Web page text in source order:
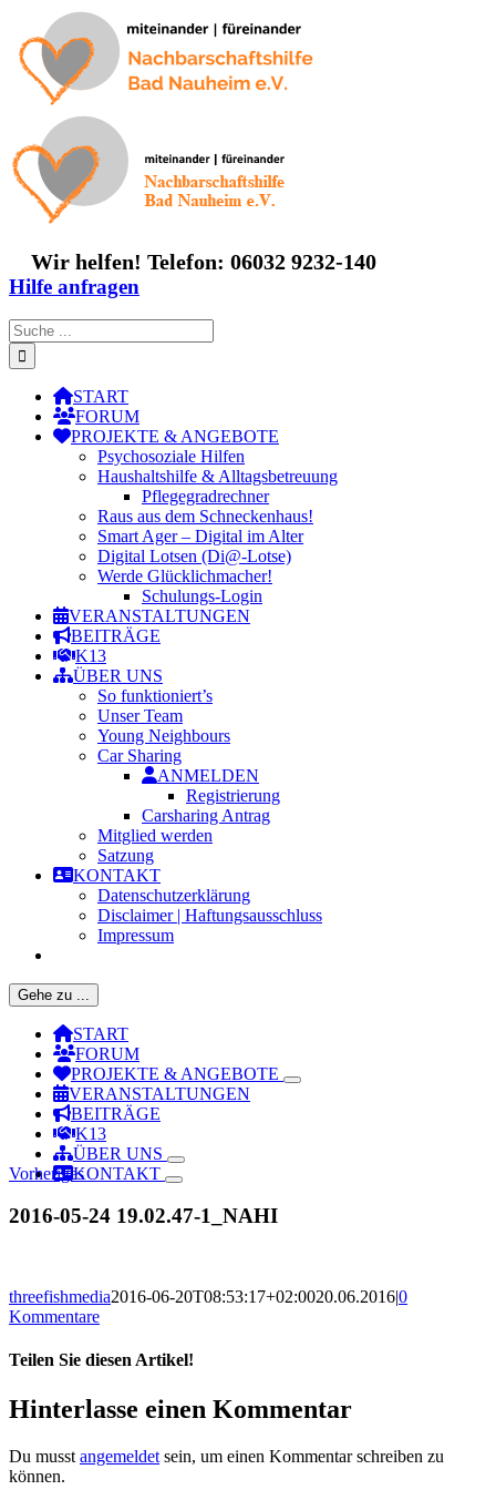
Inhalt
springen
Wir helfen! Telefon: 06032 9232-140
Hilfe anfragen
Suche
nach:
START
FORUM
PROJEKTE & ANGEBOTE
Psychosoziale Hilfen
Haushaltshilfe & Alltagsbetreuung
Pflegegradrechner
Raus aus dem Schneckenhaus!
Smart Ager – Digital im Alter
Digital Lotsen (Di@-Lotse)
Werde Glücklichmacher!
Schulungs-Login
VERANSTALTUNGEN
BEITRÄGE
K13
ÜBER UNS
So funktioniert’s
Unser Team
Young Neighbours
Car Sharing
ANMELDEN
Registrierung
Carsharing Antrag
Mitglied werden
Satzung
KONTAKT
Datenschutzerklärung
Disclaimer | Haftungsausschluss
Impressum
Gehe zu ...
START
FORUM
PROJEKTE & ANGEBOTE
VERANSTALTUNGEN
BEITRÄGE
K13
ÜBER UNS
KONTAKT
Vorheriges
2016-05-24 19.02.47-1_NAHI
threefishmedia2016-06-20T08:53:17+02:0020.06.2016|0
Kommentare
Teilen Sie diesen Artikel!
Facebook
X
Reddit
LinkedIn
WhatsApp
Telegram
Tumblr
Pinterest
Vk
Xing
Email
Hinterlasse einen Kommentar
Du musst angemeldet sein, um einen Kommentar schreiben zu
können.